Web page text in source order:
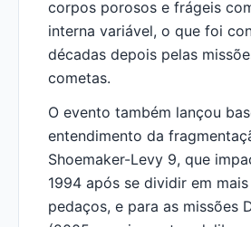
corpos porosos e frágeis
interna variável, o que foi
décadas depois pelas
cometas.
O evento também lançou
entendimento da
Shoemaker-Levy 9, que
1994 após se dividir em
pedaços, e para as missões